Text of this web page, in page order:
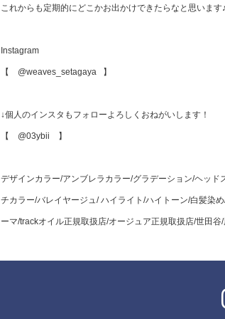
これからも定期的にどこかお出かけできたらなと思います♪
Instagram
【 @weaves_setagaya 】
↓個人のインスタもフォローよろしくおねがいします！
【 @03ybii 】
デザインカラー/アンブレラカラー/グラデーション/ヘッ
チカラー/バレイヤージュ/ ハイライト/ハイトーン/白髪染
ーマ/trackオイル正規取扱店/オージュア正規取扱店/世田